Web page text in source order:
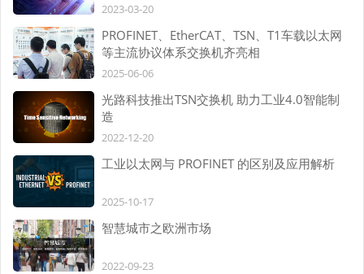
2023-03-20
PROFINET、EtherCAT、TSN、T1车载以太网
等主流协议体系交换机齐亮相
2025-06-06
光路科技推出TSN交换机 助力工业4.0智能制
造
2022-12-20
工业以太网与 PROFINET 的区别及应用解析
2025-10-17
智慧城市之欧洲市场
2022-09-23